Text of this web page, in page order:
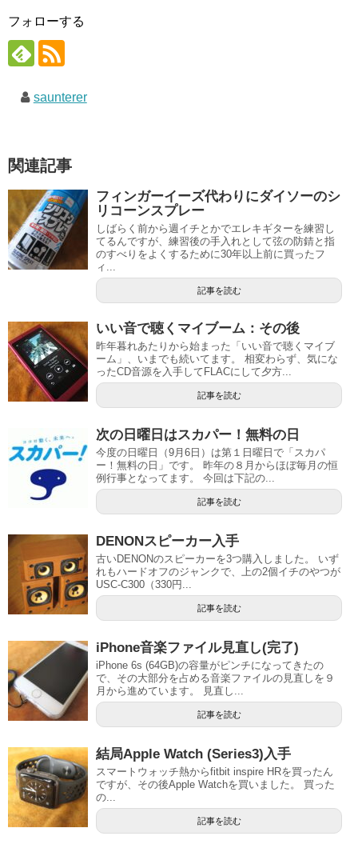
フォローする
saunterer
関連記事
フィンガーイーズ代わりにダイソーのシ
リコーンスプレー
しばらく前から週イチとかでエレキギターを練習し
てるんですが、練習後の手入れとして弦の防錆と指
のすべりをよくするために30年以上前に買ったフ
ィ...
記事を読む
いい音で聴くマイブーム：その後
昨年暮れあたりから始まった「いい音で聴くマイブ
ーム」、いまでも続いてます。 相変わらず、気にな
ったCD音源を入手してFLACにして夕方...
記事を読む
次の日曜日はスカパー！無料の日
今度の日曜日（9月6日）は第１日曜日で「スカパ
ー！無料の日」です。 昨年の８月からほぼ毎月の恒
例行事となってます。 今回は下記の...
記事を読む
DENONスピーカー入手
古いDENONのスピーカーを3つ購入しました。 いず
れもハードオフのジャンクで、上の2個イチのやつが
USC-C300（330円...
記事を読む
iPhone音楽ファイル見直し(完了)
iPhone 6s (64GB)の容量がピンチになってきたの
で、その大部分を占める音楽ファイルの見直しを９
月から進めています。 見直し...
記事を読む
結局Apple Watch (Series3)入手
スマートウォッチ熱からfitbit inspire HRを買ったん
ですが、その後Apple Watchを買いました。 買った
の...
記事を読む